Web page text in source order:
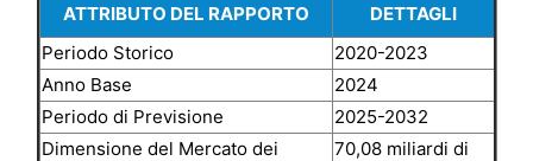
ATTRIBUTO DEL RAPPORTO
DETTAGLI
Periodo Storico
2020-2023
Anno Base
2024
Periodo di Previsione
2025-2032
Dimensione del Mercato dei
70,08 miliardi di